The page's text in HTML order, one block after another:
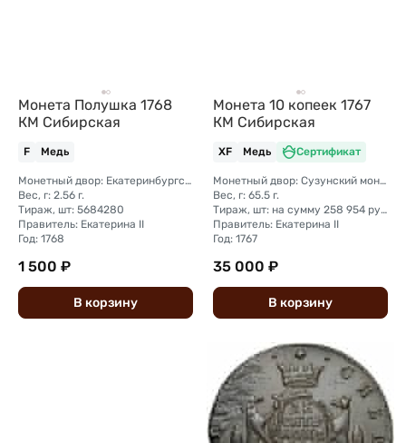
Монета Полушка 1768
КМ Сибирская
F Медь
Монетный двор: Екатеринбургский монетный двор
Вес, г: 2.56 г.
Тираж, шт: 5684280
Правитель: Екатерина II
Год: 1768
1 500 ₽
В корзину
Монета 10 копеек 1767
КМ Сибирская
XF Медь Сертификат
Монетный двор: Сузунский монетный двор (Сибирь)
Вес, г: 65.5 г.
Тираж, шт: на сумму 258 954 рубля 5 копеек (сумма 10 копеек + 5 копеек +2 копейки + 1 копейка + денга + полушка)
Правитель: Екатерина II
Год: 1767
35 000 ₽
В корзину